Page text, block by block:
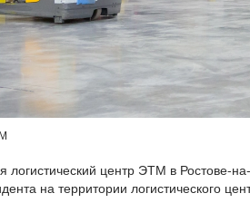
логистический центр ЭТМ в Ростове-
на территории логистического